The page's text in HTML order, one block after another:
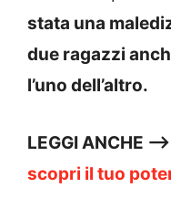
stata una
due ragazzi
l’uno dell’altro.
LEGGI ANCHE —>
scopri il tuo